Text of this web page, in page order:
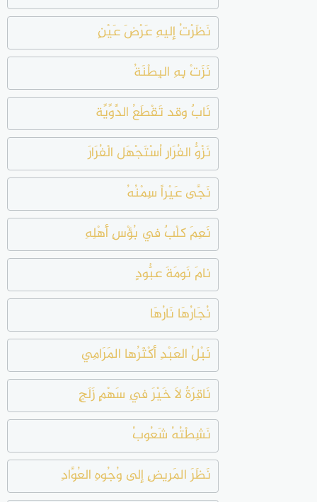
نَظَرْتُ إليهِ عَرْضَ عَيْنٍ
نَزَتْ بِهِ البِطْنَةُ
نَابٌ وقد تَقْطَعُ الدَّوِّيِّة
نَزْوُّ الفُرَارِ اُسْتَجْهَل الْفُرَارَ
نَجَّى عَيْراً سِمْنُهُ
نَعِمَ كلْبٌ في بُؤْسِ أَهْلِهِ
نامَ نَومَةَ عبُّودٍ
نُجَارُهَا نَارُهَا
نَبْلُ العَبْدِ أكْثَرُها المَرَامِي
نَاقِرَةٌ لاَ خَيْرَ فِي سَهْمٍ زَلَجٍ
نَشِطْتُهُ شَعُوبُ
نَظَرَ المَرِيضِ إلى وُجُوهِ العُوَّادِ